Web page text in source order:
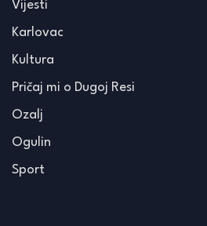
Vijesti
Karlovac
Kultura
Pričaj mi o Dugoj Resi
Ozalj
Ogulin
Sport